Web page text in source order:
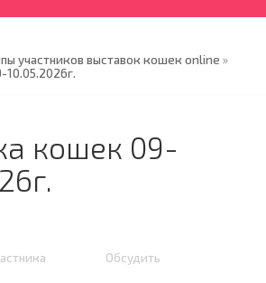
участников выставок кошек online »
кошек 09-
Обсудить